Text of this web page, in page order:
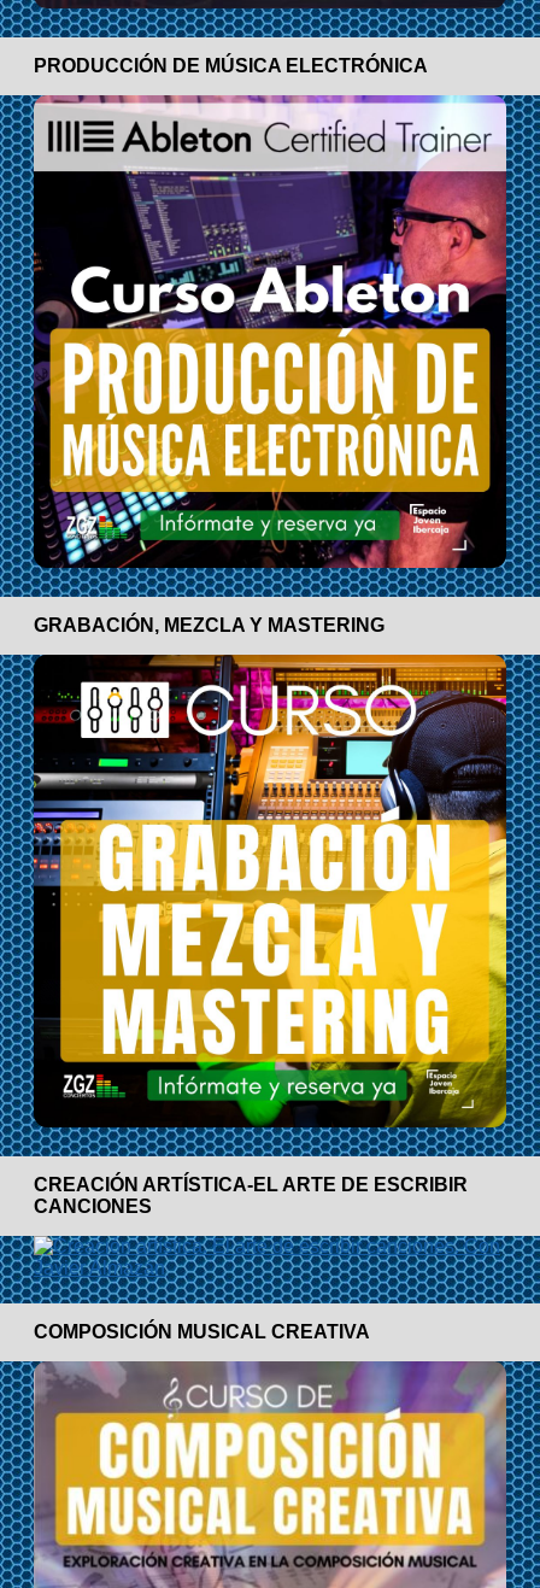
PRODUCCIÓN DE MÚSICA ELECTRÓNICA
GRABACIÓN, MEZCLA Y MASTERING
CREACIÓN ARTÍSTICA-EL ARTE DE ESCRIBIR
CANCIONES
COMPOSICIÓN MUSICAL CREATIVA